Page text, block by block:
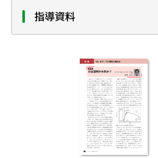
指導資料